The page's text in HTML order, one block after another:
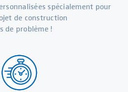
spécialement pour
de construction
de problème !